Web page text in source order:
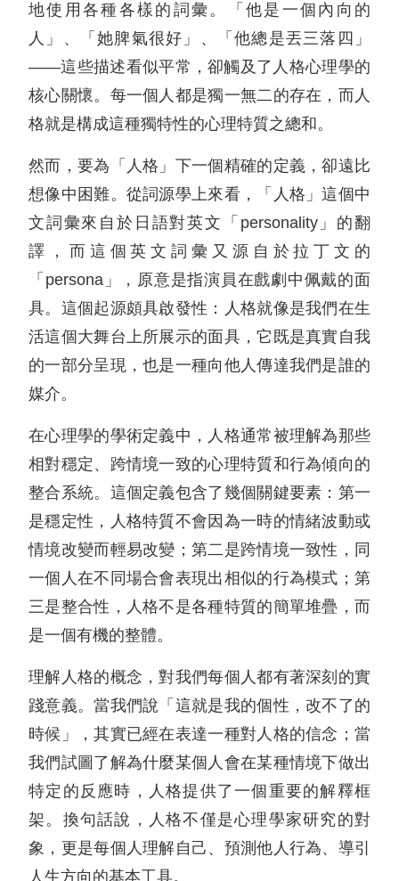
地使用各種各樣的詞彙。「他是一個內向的
人」、「她脾氣很好」、「他總是丟三落四」
——這些描述看似平常，卻觸及了人格心理學的
核心關懷。每一個人都是獨一無二的存在，而人
格就是構成這種獨特性的心理特質之總和。
然而，要為「人格」下一個精確的定義，卻遠比
想像中困難。從詞源學上來看，「人格」這個中
文詞彙來自於日語對英文「personality」的翻
譯，而這個英文詞彙又源自於拉丁文的
「persona」，原意是指演員在戲劇中佩戴的面
具。這個起源頗具啟發性：人格就像是我們在生
活這個大舞台上所展示的面具，它既是真實自我
的一部分呈現，也是一種向他人傳達我們是誰的
媒介。
在心理學的學術定義中，人格通常被理解為那些
相對穩定、跨情境一致的心理特質和行為傾向的
整合系統。這個定義包含了幾個關鍵要素：第一
是穩定性，人格特質不會因為一時的情緒波動或
情境改變而輕易改變；第二是跨情境一致性，同
一個人在不同場合會表現出相似的行為模式；第
三是整合性，人格不是各種特質的簡單堆疊，而
是一個有機的整體。
理解人格的概念，對我們每個人都有著深刻的實
踐意義。當我們說「這就是我的個性，改不了的
時候」，其實已經在表達一種對人格的信念；當
我們試圖了解為什麼某個人會在某種情境下做出
特定的反應時，人格提供了一個重要的解釋框
架。換句話說，人格不僅是心理學家研究的對
象，更是每個人理解自己、預測他人行為、導引
人生方向的基本工具。